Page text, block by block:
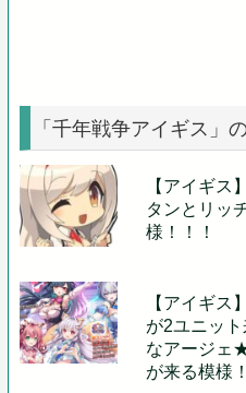
「千年戦争アイギス」
【アイギス
タンとリッ
様！！！
【アイギス
が2ユニッ
なアージェ
が来る模様